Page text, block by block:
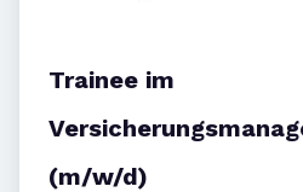
Trainee im
(m/w/d)